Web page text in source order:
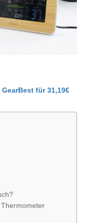
GearBest für 31,19€